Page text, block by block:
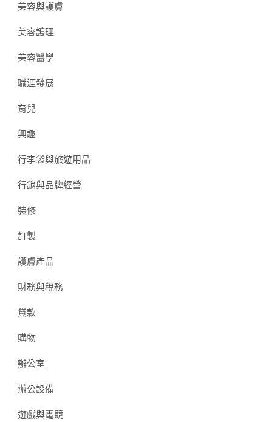
美容與護膚
美容護理
美容醫學
職涯發展
育兒
興趣
行李袋與旅遊用品
行銷與品牌經營
裝修
訂製
護膚產品
財務與稅務
貸款
購物
辦公室
辦公設備
遊戲與電競